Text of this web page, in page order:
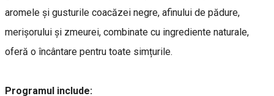
aromele și gusturile coacăzei negre, afinului de pădure,
merişorului și zmeurei, combinate cu ingrediente naturale,
oferă o încântare pentru toate simțurile.
Programul include: